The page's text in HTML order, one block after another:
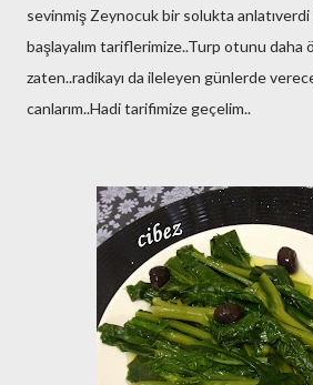
sevinmiş Zeynocuk bir solukta
başlayalım tariflerimize..Turp otunu daha
zaten..radikayı da ileleyen günlerde
canlarım..Hadi tarifimize geçelim..